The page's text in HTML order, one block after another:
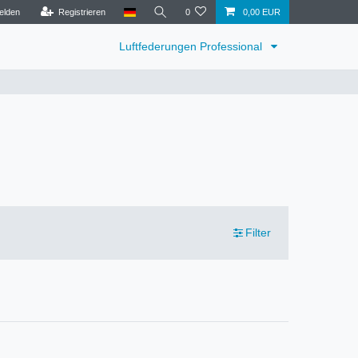
Registrieren 0 0,00 EUR
Luftfederungen Professional
Filter